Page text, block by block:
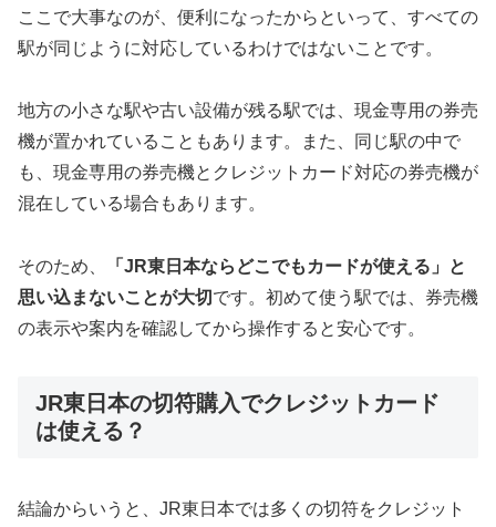
ここで大事なのが、便利になったからといって、すべての
駅が同じように対応しているわけではないことです。
地方の小さな駅や古い設備が残る駅では、現金専用の券売
機が置かれていることもあります。また、同じ駅の中で
も、現金専用の券売機とクレジットカード対応の券売機が
混在している場合もあります。
そのため、
「JR東日本ならどこでもカードが使える」と
思い込まないことが大切 です。初めて使う駅では、券売機
の表示や案内を確認してから操作すると安心です。
JR東日本の切符購入でクレジットカード
は使える？
結論からいうと、JR東日本では多くの切符をクレジット